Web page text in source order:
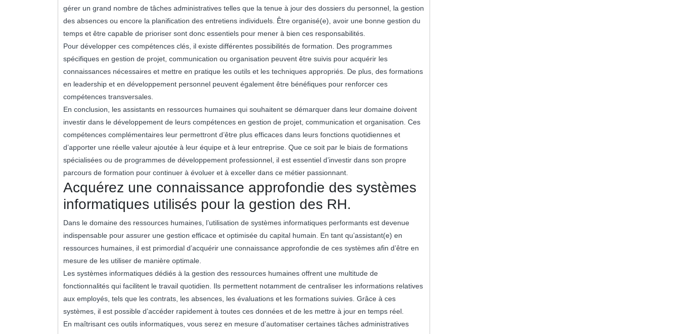
gérer un grand nombre de tâches administratives telles que la tenue à jour des dossiers du personnel, la gestion
des absences ou encore la planification des entretiens individuels. Être organisé(e), avoir une bonne gestion du
temps et être capable de prioriser sont donc essentiels pour mener à bien ces responsabilités.
Pour développer ces compétences clés, il existe différentes possibilités de formation. Des programmes
spécifiques en gestion de projet, communication ou organisation peuvent être suivis pour acquérir les
connaissances nécessaires et mettre en pratique les outils et les techniques appropriés. De plus, des formations
en leadership et en développement personnel peuvent également être bénéfiques pour renforcer ces
compétences transversales.
En conclusion, les assistants en ressources humaines qui souhaitent se démarquer dans leur domaine doivent
investir dans le développement de leurs compétences en gestion de projet, communication et organisation. Ces
compétences complémentaires leur permettront d’être plus efficaces dans leurs fonctions quotidiennes et
d’apporter une réelle valeur ajoutée à leur équipe et à leur entreprise. Que ce soit par le biais de formations
spécialisées ou de programmes de développement professionnel, il est essentiel d’investir dans son propre
parcours de formation pour continuer à évoluer et à exceller dans ce métier passionnant.
Acquérez une connaissance approfondie des systèmes
informatiques utilisés pour la gestion des RH.
Dans le domaine des ressources humaines, l’utilisation de systèmes informatiques performants est devenue
indispensable pour assurer une gestion efficace et optimisée du capital humain. En tant qu’assistant(e) en
ressources humaines, il est primordial d’acquérir une connaissance approfondie de ces systèmes afin d’être en
mesure de les utiliser de manière optimale.
Les systèmes informatiques dédiés à la gestion des ressources humaines offrent une multitude de
fonctionnalités qui facilitent le travail quotidien. Ils permettent notamment de centraliser les informations relatives
aux employés, tels que les contrats, les absences, les évaluations et les formations suivies. Grâce à ces
systèmes, il est possible d’accéder rapidement à toutes ces données et de les mettre à jour en temps réel.
En maîtrisant ces outils informatiques, vous serez en mesure d’automatiser certaines tâches administratives